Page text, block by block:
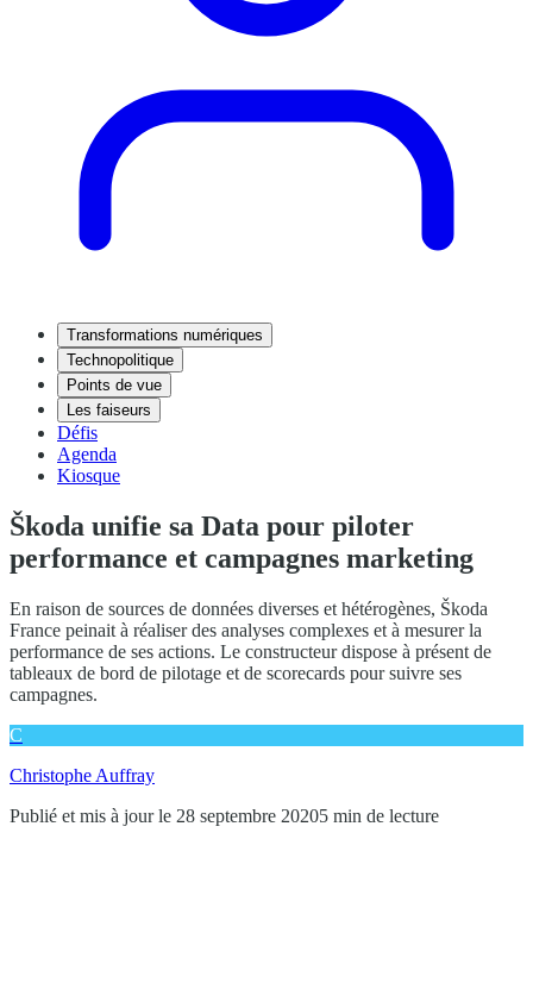
Transformations numériques
Technopolitique
Points de vue
Les faiseurs
Défis
Agenda
Kiosque
Škoda unifie sa Data pour piloter
performance et campagnes marketing
En raison de sources de données diverses et hétérogènes, Škoda
France peinait à réaliser des analyses complexes et à mesurer la
performance de ses actions. Le constructeur dispose à présent de
tableaux de bord de pilotage et de scorecards pour suivre ses
campagnes.
C
Christophe Auffray
Publié et mis à jour le 28 septembre 20205 min de lecture